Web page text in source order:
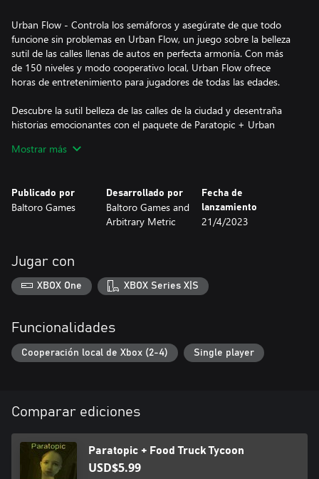
Urban Flow - Controla los semáforos y asegúrate de que todo
funcione sin problemas en Urban Flow, un juego sobre la belleza
sutil de las calles llenas de autos en perfecta armonía. Con más
de 150 niveles y modo cooperativo local, Urban Flow ofrece
horas de entretenimiento para jugadores de todas las edades.
Descubre la sutil belleza de las calles de la ciudad y desentraña
historias emocionantes con el paquete de Paratopic + Urban
Mostrar más
Publicado por
Baltoro Games
Desarrollado por
Baltoro Games and
Arbitrary Metric
Fecha de
lanzamiento
21/4/2023
Jugar con
XBOX One XBOX Series X|S
Funcionalidades
Cooperación local de Xbox (2-4) Single player
Comparar ediciones
Paratopic + Food Truck Tycoon
USD$5.99